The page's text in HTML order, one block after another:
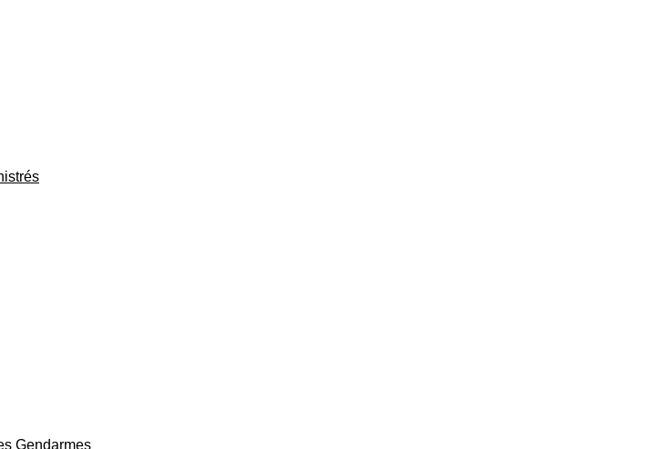
Gendarmes